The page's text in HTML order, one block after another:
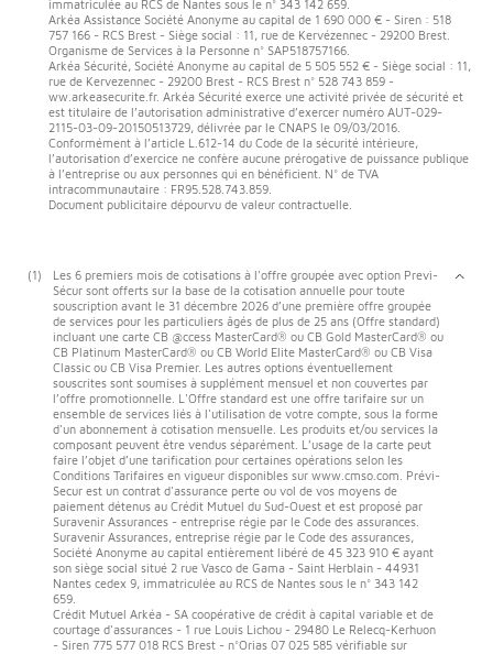
immatriculée au RCS de Nantes sous le n° 343 142 659.
Arkéa Assistance Société Anonyme au capital de 1 690 000 € - Siren : 518
757 166 - RCS Brest - Siège social : 11, rue de Kervézennec - 29200 Brest.
Organisme de Services à la Personne n° SAP518757166.
Arkéa Sécurité, Société Anonyme au capital de 5 505 552 € - Siège social : 11,
rue de Kervezennec - 29200 Brest - RCS Brest n° 528 743 859 -
ww.arkeasecurite.fr. Arkéa Sécurité exerce une activité privée de sécurité et
est titulaire de l’autorisation administrative d’exercer numéro AUT-029-
2115-03-09-20150513729, délivrée par le CNAPS le 09/03/2016.
Conformément à l’article L.612-14 du Code de la sécurité intérieure,
l’autorisation d’exercice ne confère aucune prérogative de puissance publique
à l’entreprise ou aux personnes qui en bénéficient. N° de TVA
intracommunautaire : FR95.528.743.859.
Document publicitaire dépourvu de valeur contractuelle.
(1)
Les 6 premiers mois de cotisations à l'offre groupée avec option Previ-
Sécur sont offerts sur la base de la cotisation annuelle pour toute
souscription avant le 31 décembre 2026 d’une première offre groupée
de services pour les particuliers âgés de plus de 25 ans (Offre standard)
incluant une carte CB @ccess MasterCard® ou CB Gold MasterCard® ou
CB Platinum MasterCard® ou CB World Elite MasterCard® ou CB Visa
Classic ou CB Visa Premier. Les autres options éventuellement
souscrites sont soumises à supplément mensuel et non couvertes par
l’offre promotionnelle. L'Offre standard est une offre tarifaire sur un
ensemble de services liés à l'utilisation de votre compte, sous la forme
d'un abonnement à cotisation mensuelle. Les produits et/ou services la
composant peuvent être vendus séparément. L’usage de la carte peut
faire l’objet d’une tarification pour certaines opérations selon les
Conditions Tarifaires en vigueur disponibles sur www.cmso.com. Prévi-
Secur est un contrat d'assurance perte ou vol de vos moyens de
paiement détenus au Crédit Mutuel du Sud-Ouest et est proposé par
Suravenir Assurances - entreprise régie par le Code des assurances.
Suravenir Assurances, entreprise régie par le Code des assurances,
Société Anonyme au capital entièrement libéré de 45 323 910 € ayant
son siège social situé 2 rue Vasco de Gama - Saint Herblain - 44931
Nantes cedex 9, immatriculée au RCS de Nantes sous le n° 343 142
659.
Crédit Mutuel Arkéa - SA coopérative de crédit à capital variable et de
courtage d'assurances - 1 rue Louis Lichou - 29480 Le Relecq-Kerhuon
- Siren 775 577 018 RCS Brest - n°Orias 07 025 585 vérifiable sur